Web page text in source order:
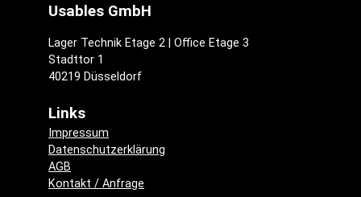
Usables GmbH
Lager Technik Etage 2 | Office Etage 3
Stadttor 1
40219 Düsseldorf
Links
Impressum
Datenschutzerklärung
AGB
Kontakt / Anfrage